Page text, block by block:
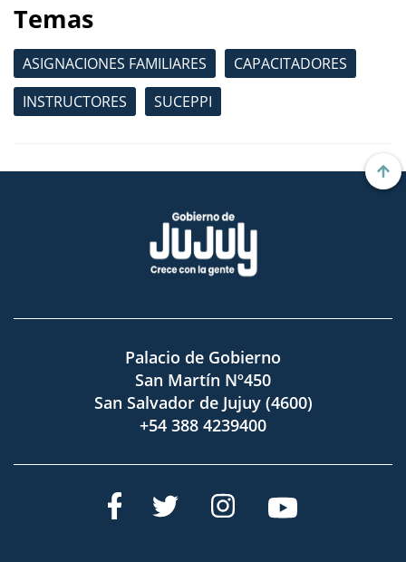
Temas
ASIGNACIONES FAMILIARES
CAPACITADORES
INSTRUCTORES
SUCEPPI
Palacio de Gobierno
San Martín Nº450
San Salvador de Jujuy (4600)
+54 388 4239400